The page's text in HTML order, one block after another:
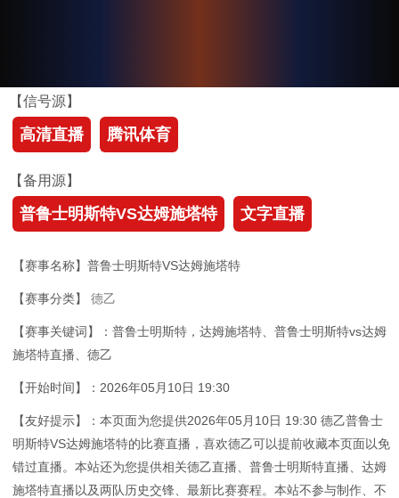
【信号源】
高清直播 腾讯体育
【备用源】
普鲁士明斯特VS达姆施塔特 文字直播
【赛事名称】普鲁士明斯特VS达姆施塔特
【赛事分类】 德乙
【赛事关键词】：普鲁士明斯特，达姆施塔特、普鲁士明斯特vs达姆
施塔特直播、德乙
【开始时间】：2026年05月10日 19:30
【友好提示】：本页面为您提供2026年05月10日 19:30 德乙普鲁士
明斯特VS达姆施塔特的比赛直播，喜欢德乙可以提前收藏本页面以免
错过直播。本站还为您提供相关德乙直播、普鲁士明斯特直播、达姆
施塔特直播以及两队历史交锋、最新比赛赛程。本站不参与制作、不